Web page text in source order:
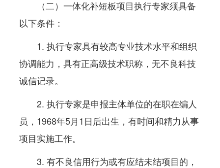
（二）一体化补短板项目执行专家须具备
以下条件：
1. 执行专家具有较高专业技术水平和组织
协调能力，具有正高级技术职称，无不良科技
诚信记录。
2. 执行专家是申报主体单位的在职在编人
员，1968年5月1日后出生，有时间和精力从事
项目实施工作。
3. 有不良信用行为或有应结未结项目的，